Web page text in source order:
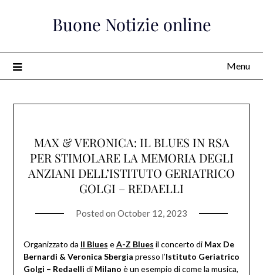
Buone Notizie online
Menu
MAX & VERONICA: IL BLUES IN RSA
PER STIMOLARE LA MEMORIA DEGLI
ANZIANI DELL’ISTITUTO GERIATRICO
GOLGI – REDAELLI
Posted on October 12, 2023
Organizzato da Il Blues eA-Z Blues il concerto di Max De
Bernardi & Veronica Sbergia presso l’Istituto Geriatrico
Golgi – Redaelli di Milano è un esempio di come la musica,